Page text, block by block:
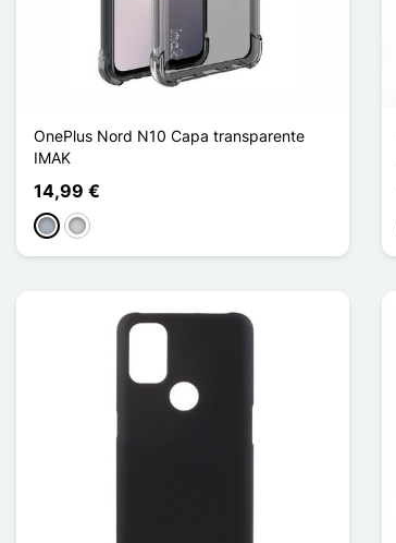
OnePlus Nord N10 Capa transparente
IMAK
14,99 €
CinzentoTransparente